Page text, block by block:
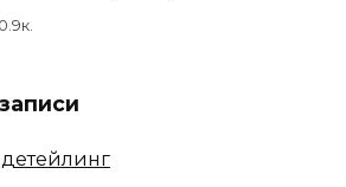
детейлинг